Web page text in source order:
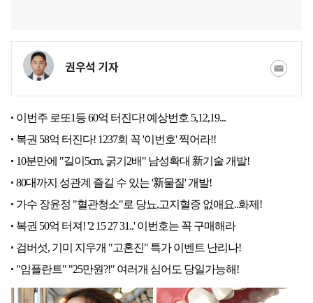
권우석 기자